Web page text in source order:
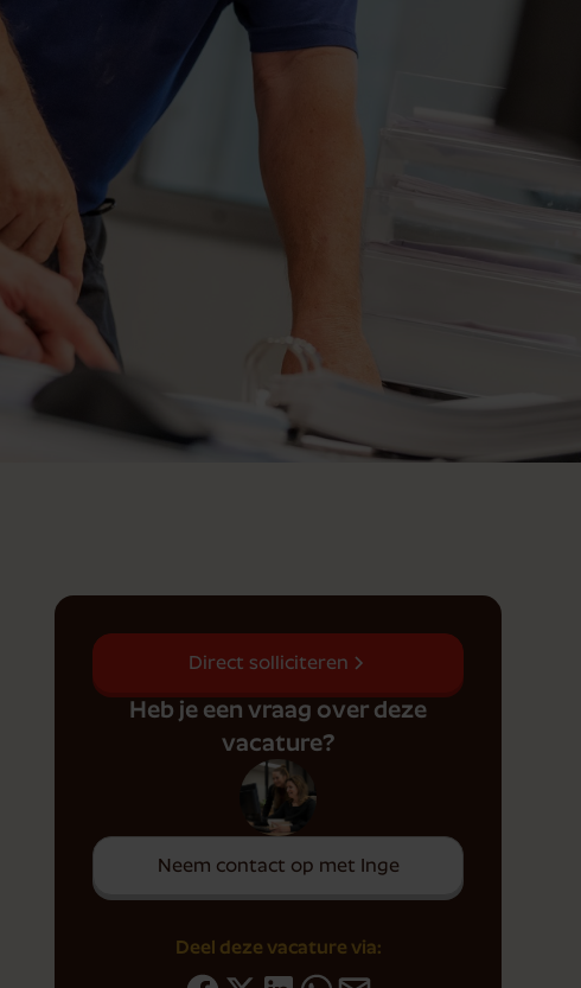
Direct solliciteren
Heb je een vraag over deze
vacature?
Neem contact op met Inge
Deel deze vacature via: